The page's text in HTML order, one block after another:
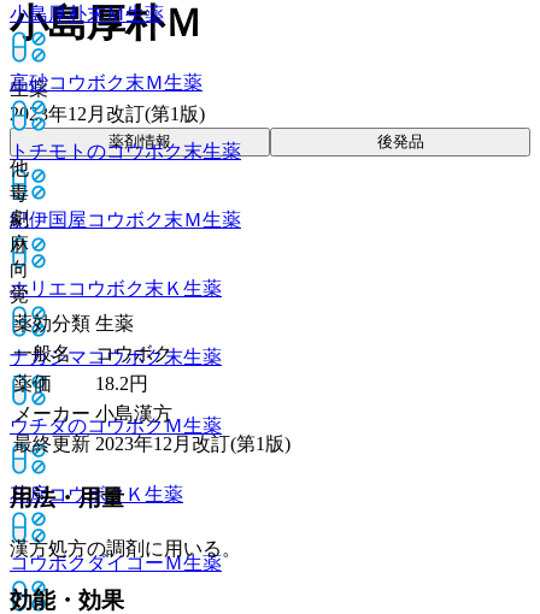
小島厚朴末Ｍ生薬
高砂コウボク末Ｍ生薬
トチモトのコウボク末生薬
紀伊国屋コウボク末Ｍ生薬
ホリエコウボク末Ｋ 生薬
ナカジマコウボク末生薬
ウチダのコウボクＭ生薬
花扇コウボクＫ 生薬
コウボクダイコーＭ生薬
小島厚朴Ｍ
生薬
2023年12月改訂(第1版)
薬剤情報 後発品
他
毒
劇
麻
向
覚
薬効分類 生薬
一般名
コウボク
薬価
18.2円
メーカー 小島漢方
最終更新 2023年12月改訂(第1版)
用法・用量
漢方処方の調剤に用いる。
効能・効果